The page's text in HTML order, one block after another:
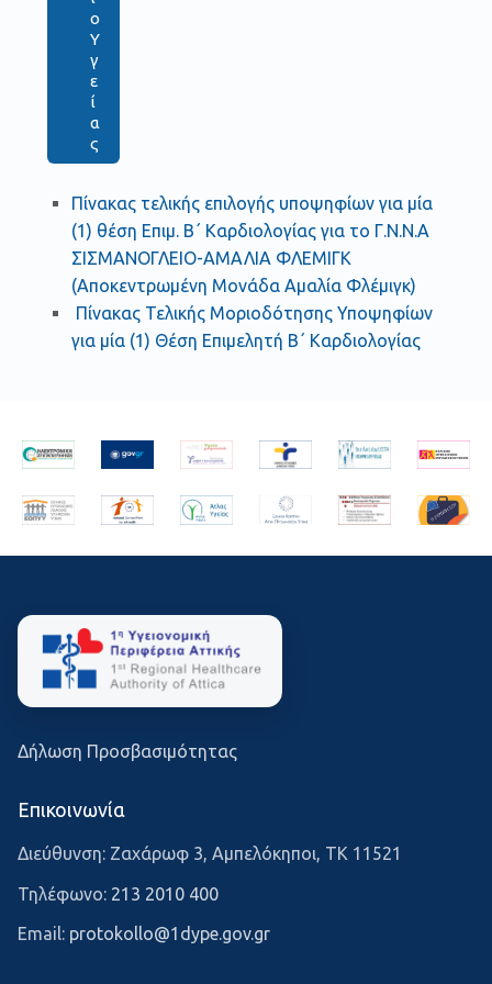
ο
Υ
γ
ε
ί
α
ς
Πίνακας τελικής επιλογής υποψηφίων για μία
(1) θέση Επιμ. Β΄ Καρδιολογίας για το Γ.Ν.Ν.Α
ΣΙΣΜΑΝΟΓΛΕΙΟ-ΑΜΑΛΙΑ ΦΛΕΜΙΓΚ
(Αποκεντρωμένη Μονάδα Αμαλία Φλέμιγκ)
Πίνακας Τελικής Μοριοδότησης Υποψηφίων
για μία (1) Θέση Επιμελητή Β΄ Καρδιολογίας
Δήλωση Προσβασιμότητας
Επικοινωνία
Διεύθυνση: Ζαχάρωφ 3, Αμπελόκηποι, ΤΚ 11521
Τηλέφωνο: 213 2010 400
Email: protokollo@1dype.gov.gr